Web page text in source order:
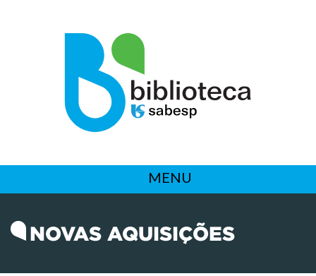
MENU
NOVAS AQUISIÇÕES